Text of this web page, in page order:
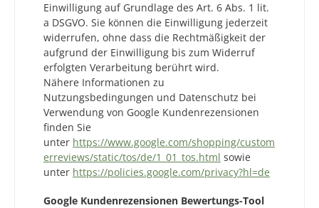
Einwilligung auf Grundlage des Art. 6 Abs. 1 lit.
a DSGVO. Sie können die Einwilligung jederzeit
widerrufen, ohne dass die Rechtmäßigkeit der
aufgrund der Einwilligung bis zum Widerruf
erfolgten Verarbeitung berührt wird.
Nähere Informationen zu
Nutzungsbedingungen und Datenschutz bei
Verwendung von Google Kundenrezensionen
finden Sie
unter https://www.google.com/shopping/custom
erreviews/static/tos/de/1_01_tos.html sowie
unter https://policies.google.com/privacy?hl=de
Google Kundenrezensionen Bewertungs-Tool